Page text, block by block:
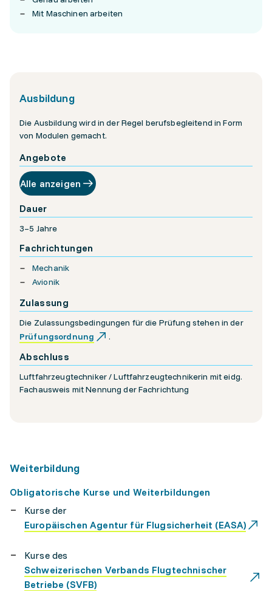
Mit Maschinen arbeiten
Ausbildung
Die Ausbildung wird in der Regel berufsbegleitend in Form
von Modulen gemacht.
Angebote
Alle anzeigen
Dauer
3–5 Jahre
Fachrichtungen
Mechanik
Avionik
Zulassung
Die Zulassungsbedingungen für die Prüfung stehen in der
Prüfungsordnung
.
Abschluss
Luftfahrzeugtechniker / Luftfahrzeugtechnikerin mit eidg.
Fachausweis mit Nennung der Fachrichtung
Weiterbildung
Obligatorische Kurse und Weiterbildungen
Kurse der
Europäischen Agentur für Flugsicherheit (EASA)
Kurse des
Schweizerischen Verbands Flugtechnischer
Betriebe (SVFB)